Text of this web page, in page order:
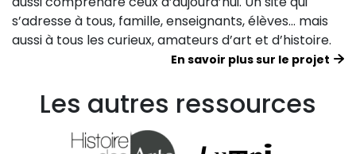
s’adresse à tous, famille, enseignants, élèves… mais
aussi à tous les curieux, amateurs d’art et d’histoire.
En savoir plus sur le projet
Les autres ressources